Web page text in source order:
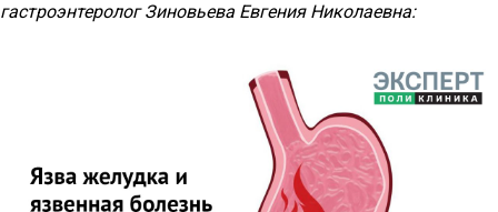
гастроэнтеролог Зиновьева Евгения Николаевна: